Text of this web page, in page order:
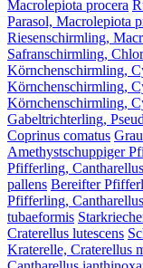
Macrolepiota procera
Parasol, Macrolepiota
Riesenschirmling,
Safranschirmling,
Körnchenschirmling,
Körnchenschirmling,
Körnchenschirmling,
Gabeltrichterling,
Coprinus comatus
Amethystschuppiger
Pfifferling,
pallens Bereifter
Pfifferling,
tubaeformis
Craterellus lutescens
Kraterelle, Craterellus